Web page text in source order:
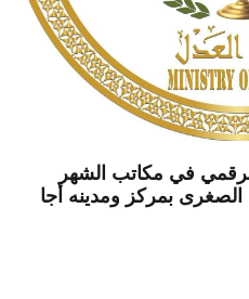
في مكاتب الشهر
بمركز ومدينه أجا